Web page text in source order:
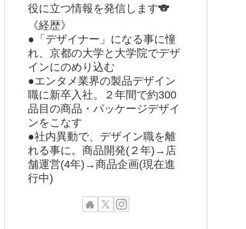
役に立つ情報を発信します🐨
《経歴》
●「デザイナー」になる事に憧
れ、京都の大学と大学院でデザ
インにのめり込む
●エンタメ業界の製品デザイン
職に新卒入社。２年間で約300
品目の商品・パッケージデザイ
ンをこなす
●社内異動で、デザイン職を離
れる事に。商品開発(２年)→店
舗運営(4年)→商品企画(現在進
行中)